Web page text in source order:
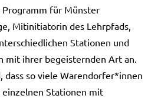
Programm für Münster
Mitinitiatorin des Lehrpfads,
Stationen und
mit ihrer begeisternden Art an.
dass so viele Warendorfer*innen
Stationen mit